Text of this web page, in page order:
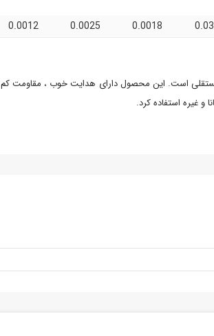
0.0018
0.0025
0.0012
است. این محصول دارای هدایت خوب ، مقاومت کم ،
و غیره استفاده کرد.